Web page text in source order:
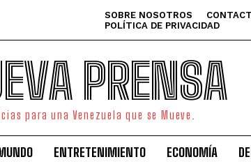
SOBRE NOSOTROS
POLÍTICA DE PRIVACIDAD
PRENSA
para una Venezuela que se Mueve.
ENTRETENIMIENTO ECONOMÍA